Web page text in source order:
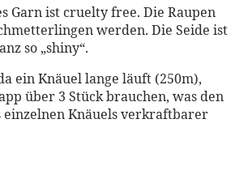
Garn ist cruelty free. Die Raupen
werden. Die Seide ist
so „shiny“.
ein Knäuel lange läuft (250m),
über 3 Stück brauchen, was den
einzelnen Knäuels verkraftbarer